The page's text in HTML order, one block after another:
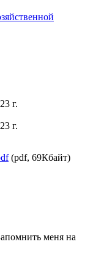
г.
г.
(pdf, 69Кбайт)
меня на